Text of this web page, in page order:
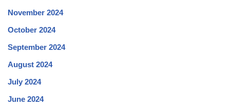
November 2024
October 2024
September 2024
August 2024
July 2024
June 2024